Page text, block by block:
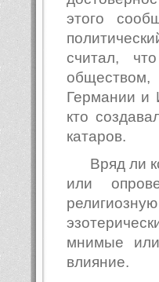
этого
считал,
Германии и
кто
катаров.
Вряд ли
или
мнимые
влияние.